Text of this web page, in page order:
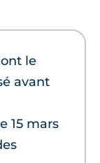
le
avant
15 mars